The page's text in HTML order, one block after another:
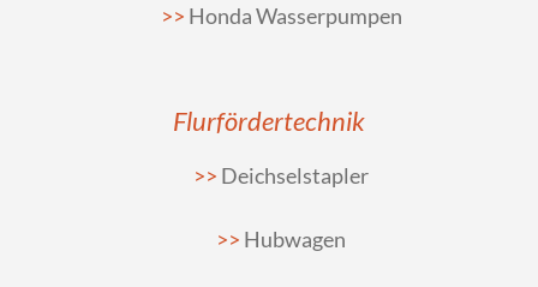
Honda Wasserpumpen
Flurfördertechnik
Deichselstapler
Hubwagen